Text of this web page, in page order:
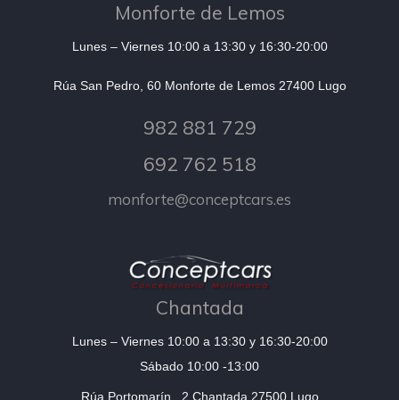
Monforte de Lemos
Lunes – Viernes 10:00 a 13:30 y 16:30-20:00
Rúa San Pedro, 60 Monforte de Lemos 27400 Lugo
982 881 729
692 762 518
monforte@conceptcars.es
Chantada
Lunes – Viernes 10:00 a 13:30 y 16:30-20:00
Sábado 10:00 -13:00
Rúa Portomarín , 2 Chantada 27500 Lugo